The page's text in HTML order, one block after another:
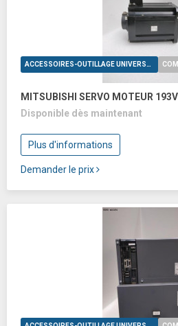
ACCESSOIRES-OUTILLAGE UNIVERSELS
MITSUBISHI SERVO MOTEUR
Disponible dès maintenant
Plus d'informations
Demander le prix